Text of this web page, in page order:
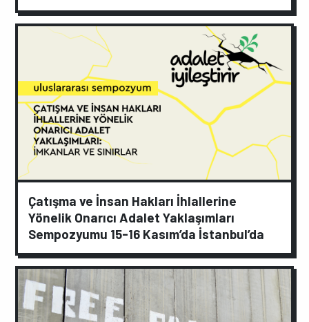
Çatışma ve İnsan Hakları İhlallerine
Yönelik Onarıcı Adalet Yaklaşımları
Sempozyumu 15-16 Kasım’da İstanbul’da